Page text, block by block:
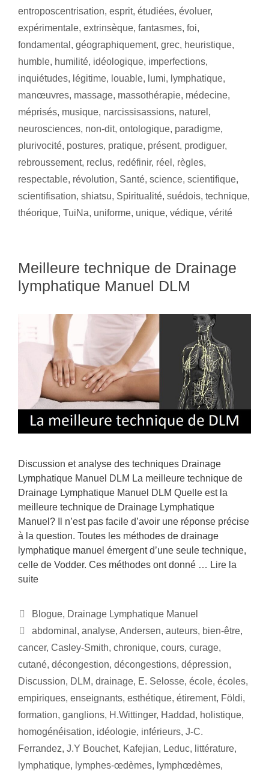
entroposcentrisation, esprit, étudiées, évoluer,
expérimentale, extrinsèque, fantasmes, foi,
fondamental , géographiquement, grec, heuristique,
humble, humilité, idéologique, imperfections,
inquiétudes, légitime, louable, lumi, lymphatique,
manœuvres, massage, massothérapie, médecine,
méprisés, musique, narcissisassions, naturel ,
neurosciences, non-dit, ontologique, paradigme,
plurivocité, postures, pratique, présent, prodiguer,
rebroussement, reclus, redéfinir, réel , règles,
respectable, révolution, Santé, science, scientifique,
scientifisation, shiatsu, Spiritualité, suédois, technique,
théorique, TuiNa, uniforme, unique, védique, vérité
Meilleure technique de Drainage
lymphatique Manuel DLM
Discussion et analyse des techniques Drainage
Lymphatique Manuel DLM La meilleure technique de
Drainage Lymphatique Manuel DLM Quelle est la
meilleure technique de Drainage Lymphatique
Manuel? Il n’est pas facile d’avoir une réponse précise
à la question. Toutes les méthodes de drainage
lymphatique manuel émergent d’une seule technique,
celle de Vodder. Ces méthodes ont donné … Lire la
suite
Blogue, Drainage Lymphatique Manuel
abdominal , analyse, Andersen, auteurs, bien-être,
cancer, Casley-Smith, chronique, cours, curage,
cutané, décongestion, décongestions, dépression,
Discussion, DLM, drainage, E. Selosse, école, écoles,
empiriques, enseignants, esthétique, étirement, Földi,
formation, ganglions, H.Wittinger, Haddad, holistique,
homogénéisation, idéologie, inférieurs, J-C.
Ferrandez, J.Y Bouchet, Kafejian, Leduc, littérature,
lymphatique, lymphes-œdèmes, lymphœdèmes,